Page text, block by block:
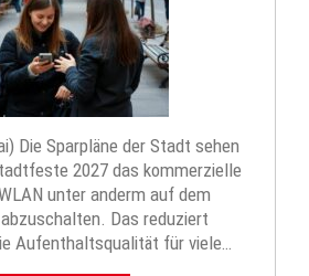
Die Sparpläne der Stadt sehen
2027 das kommerzielle
unter anderm auf dem
Das reduziert
Aufenthaltsqualität für viele…